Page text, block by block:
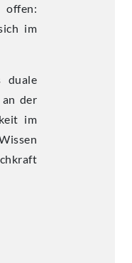
offen:
im
duale
der
im